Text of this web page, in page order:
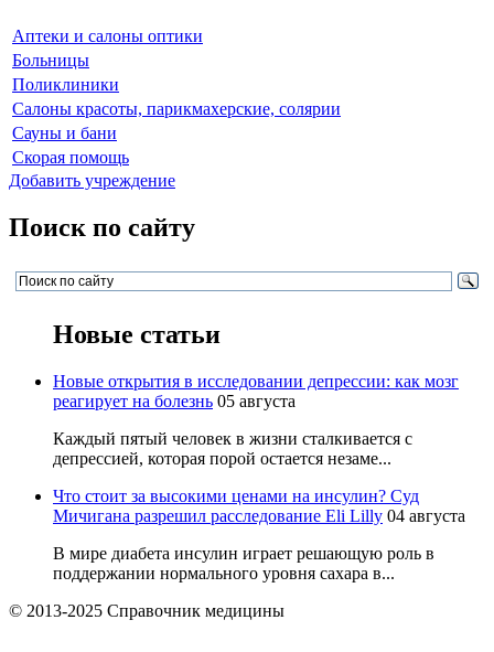
Аптеки и салоны оптики
Больницы
Поликлиники
Салоны красоты, парикмахерские, солярии
Сауны и бани
Скорая помощь
Добавить учреждение
Поиск по сайту
Новые статьи
Новые открытия в исследовании депрессии: как мозг
реагирует на болезнь 05 августа
Каждый пятый человек в жизни сталкивается с
депрессией, которая порой остается незаме...
Что стоит за высокими ценами на инсулин? Суд
Мичигана разрешил расследование Eli Lilly 04 августа
В мире диабета инсулин играет решающую роль в
поддержании нормального уровня сахара в...
© 2013-2025 Справочник медицины